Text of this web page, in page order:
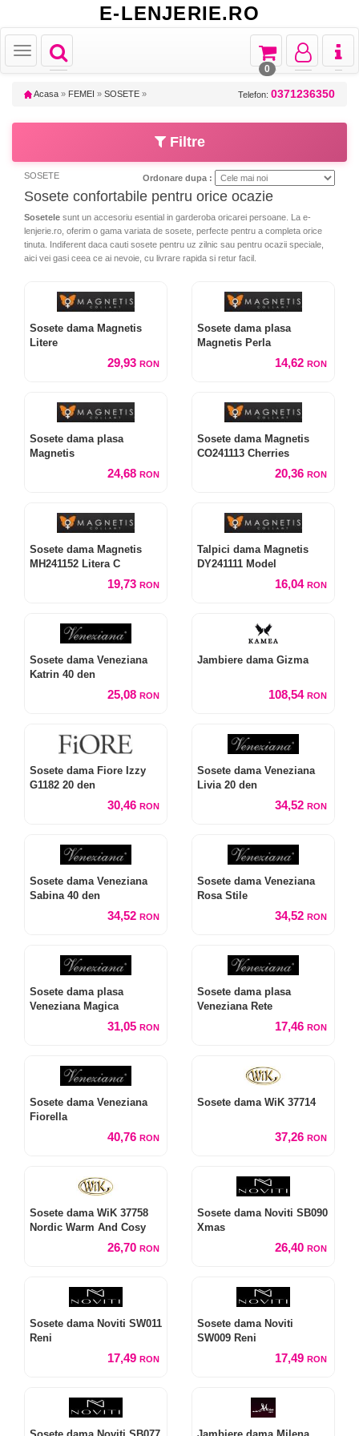
E-LENJERIE.RO
Toggle
navigation
Toggle
Toggle
navigation
Toggle
navigation
Toggle
navigation
0
Acasa » FEMEI » SOSETE » Telefon: 0371236350
Filtre
SOSETE Ordonare dupa :
Sosete confortabile pentru orice ocazie
Sosetele sunt un accesoriu esential in garderoba oricarei persoane. La e-
lenjerie.ro, oferim o gama variata de sosete, perfecte pentru a completa orice
tinuta. Indiferent daca cauti sosete pentru uz zilnic sau pentru ocazii speciale,
aici vei gasi ceea ce ai nevoie, cu livrare rapida si retur facil.
Sosete dama Magnetis
Litere
29,93 RON
Sosete dama plasa
Magnetis Perla
14,62 RON
Sosete dama plasa
Magnetis
24,68 RON
Sosete dama Magnetis
CO241113 Cherries
20,36 RON
Sosete dama Magnetis
MH241152 Litera C
19,73 RON
Talpici dama Magnetis
DY241111 Model
16,04 RON
Sosete dama Veneziana
Katrin 40 den
25,08 RON
Jambiere dama Gizma
108,54 RON
Sosete dama Fiore Izzy
G1182 20 den
30,46 RON
Sosete dama Veneziana
Livia 20 den
34,52 RON
Sosete dama Veneziana
Sabina 40 den
34,52 RON
Sosete dama Veneziana
Rosa Stile
34,52 RON
Sosete dama plasa
Veneziana Magica
31,05 RON
Sosete dama plasa
Veneziana Rete
17,46 RON
Sosete dama Veneziana
Fiorella
40,76 RON
Sosete dama WiK 37714
37,26 RON
Sosete dama WiK 37758
Nordic Warm And Cosy
26,70 RON
Sosete dama Noviti SB090
Xmas
26,40 RON
Sosete dama Noviti SW011
Reni
17,49 RON
Sosete dama Noviti
SW009 Reni
17,49 RON